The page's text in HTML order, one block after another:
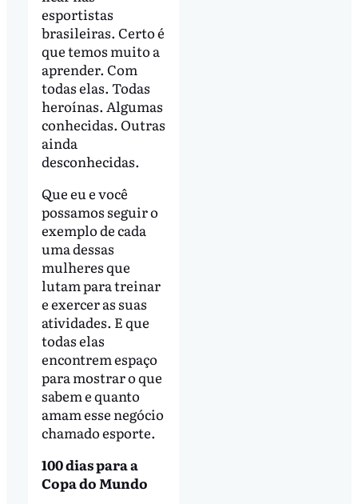
esportistas
brasileiras. Certo é
que temos muito a
aprender. Com
todas elas. Todas
heroínas. Algumas
conhecidas. Outras
ainda
desconhecidas.
Que eu e você
possamos seguir o
exemplo de cada
uma dessas
mulheres que
lutam para treinar
e exercer as suas
atividades. E que
todas elas
encontrem espaço
para mostrar o que
sabem e quanto
amam esse negócio
chamado esporte.
100 dias para a
Copa do Mundo